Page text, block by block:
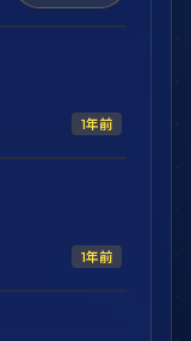
2:10:52
1年前
1:56:54
1年前
42:32